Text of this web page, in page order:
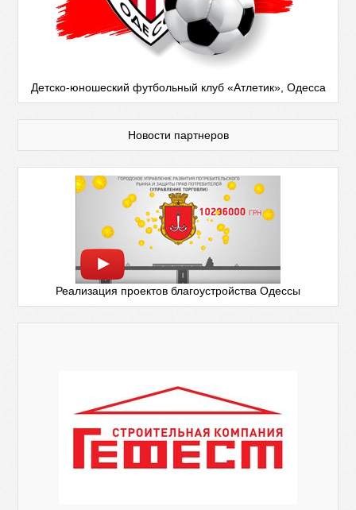
Детско-юношеский футбольный клуб «Атлетик», Одесса
Новости партнеров
Реализация проектов благоустройства Одессы